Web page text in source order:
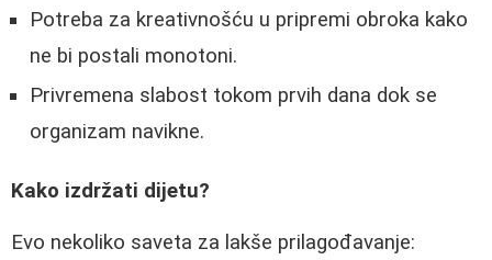
Potreba za kreativnošću u pripremi obroka kako
ne bi postali monotoni.
Privremena slabost tokom prvih dana dok se
organizam navikne.
Kako izdržati dijetu?
Evo nekoliko saveta za lakše prilagođavanje: